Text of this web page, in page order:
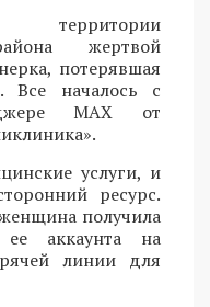
жертвой
потерявшая
Все началось с
MAX от
услуги, и
ресурс.
получила
аккаунта на
линии для